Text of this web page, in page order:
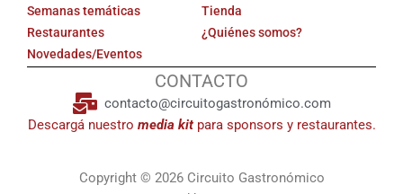
Semanas temáticas
Restaurantes
Novedades/Eventos
Tienda
¿Quiénes somos?
CONTACTO
contacto@circuitogastronómico.com
Descargá nuestro media kitpara sponsors y restaurantes.
Copyright © 2026 Circuito Gastronómico